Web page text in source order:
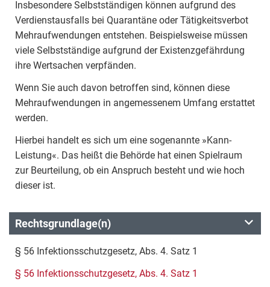
Insbesondere Selbstständigen können aufgrund des
Verdienstausfalls bei Quarantäne oder Tätigkeitsverbot
Mehraufwendungen entstehen. Beispielsweise müssen
viele Selbstständige aufgrund der Existenzgefährdung
ihre Wertsachen verpfänden.
Wenn Sie auch davon betroffen sind, können diese
Mehraufwendungen in angemessenem Umfang erstattet
werden.
Hierbei handelt es sich um eine sogenannte »Kann-
Leistung«. Das heißt die Behörde hat einen Spielraum
zur Beurteilung, ob ein Anspruch besteht und wie hoch
dieser ist.
Rechtsgrundlage(n)
§ 56 Infektionsschutzgesetz, Abs. 4. Satz 1
§ 56 Infektionsschutzgesetz, Abs. 4. Satz 1